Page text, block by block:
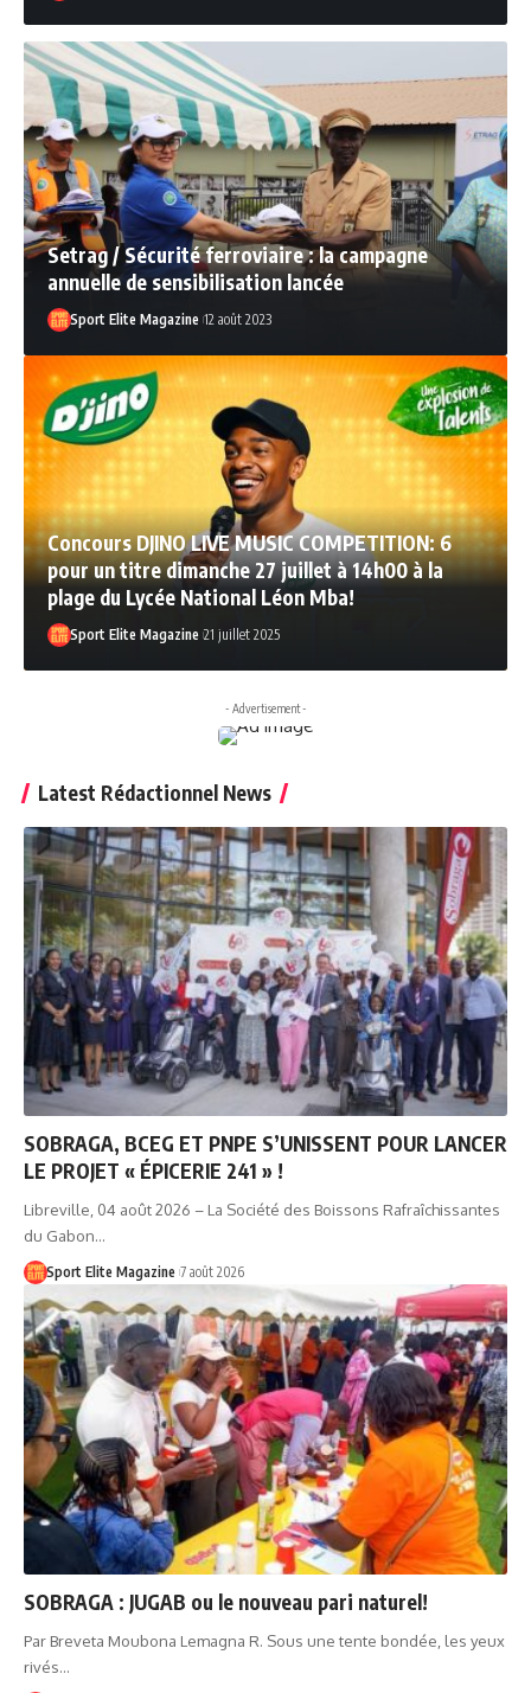
Setrag / Sécurité ferroviaire : la campagne
annuelle de sensibilisation lancée
Sport Elite Magazine 12 août 2023
Concours DJINO LIVE MUSIC COMPETITION: 6
pour un titre dimanche 27 juillet à 14h00 à la
plage du Lycée National Léon Mba!
Sport Elite Magazine 21 juillet 2025
- Advertisement -
Latest Rédactionnel News
SOBRAGA, BCEG ET PNPE S’UNISSENT POUR LANCER
LE PROJET « ÉPICERIE 241 » !
Libreville, 04 août 2026 – La Société des Boissons Rafraîchissantes
du Gabon…
Sport Elite Magazine 7 août 2026
SOBRAGA : JUGAB ou le nouveau pari naturel!
Par Breveta Moubona Lemagna R. Sous une tente bondée, les yeux
rivés…